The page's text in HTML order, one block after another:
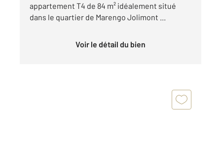
appartement T4 de 84 m² idéalement situé
dans le quartier de Marengo Jolimont ...
Voir le détail du bien